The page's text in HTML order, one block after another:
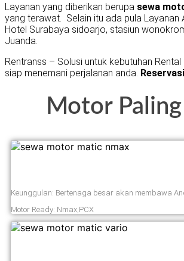
Layanan yang diberikan berupa sewa
yang terawat. Selain itu ada pula
Hotel Surabaya sidoarjo, stasiun
Juanda.
Rentranss – Solusi untuk kebutuhan
siap menemani perjalanan anda.
Motor
Keunggulan: Bertenaga besar akan membawa
Motor Ready: Nmax,PCX